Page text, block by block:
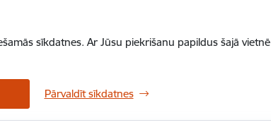
sīkdatnes. Ar Jūsu piekrišanu papildus šajā
Pārvaldīt sīkdatnes